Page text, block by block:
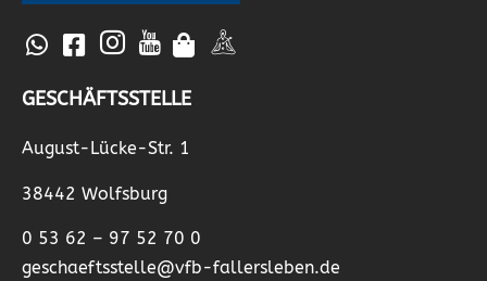
GESCHÄFTSSTELLE
August-Lücke-Str. 1
38442 Wolfsburg
0 53 62 – 97 52 70 0
geschaeftsstelle@vfb-fallersleben.de